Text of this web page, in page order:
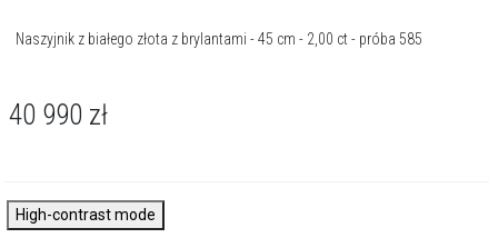
Naszyjnik z białego złota z brylantami - 45 cm - 2,00 ct - próba 585
40 990 zł
High-contrast mode